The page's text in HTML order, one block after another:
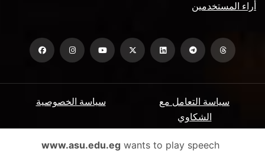
أراء المستخدمين
سياسة الخصوصية
سياسة التعامل مع
الشكاوي
الأسئلة الشائعة ميثاق المتعاملين www.asu.edu.egwants to play speech